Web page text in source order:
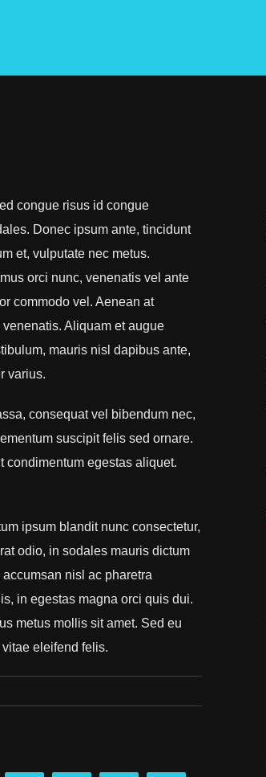
congue risus id congue
Donec ipsum ante, tincidunt
et, vulputate nec metus.
orci nunc, venenatis vel ante
commodo vel. Aenean at
Aliquam et augue
mauris nisl dapibus ante,
varius.
consequat vel bibendum nec,
suscipit felis sed ornare.
condimentum egestas aliquet.
ipsum blandit nunc consectetur,
odio, in sodales mauris dictum
nisl ac pharetra
in egestas magna orci quis dui.
metus mollis sit amet. Sed eu
eleifend felis.